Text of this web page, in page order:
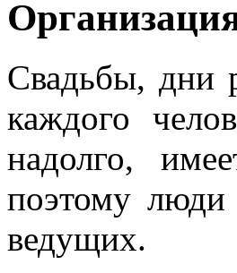
Свадьбы, дни
каждого
надолго,
поэтому люди
ведущих.